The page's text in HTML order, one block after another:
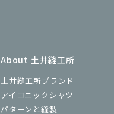
About 土井縫工所
土井縫工所ブランド
アイコニックシャツ
パターンと縫製